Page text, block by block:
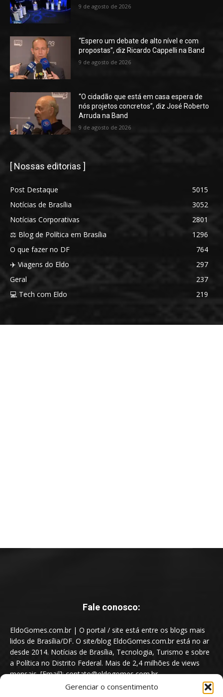
Gerenciar o consentimento
9 de agosto de 2026
“Espero um debate de alto nível e com
propostas”, diz Ricardo Cappelli na Band
9 de agosto de 2026
“O cidadão que está em casa espera de
nós projetos concretos”, diz José Roberto
Arruda na Band
9 de agosto de 2026
[ Nossas editorias ]
Post Destaque
5015
Notícias de Brasília
3052
Notícias Corporativas
2801
⚖️ Blog de Política em Brasília
1296
O que fazer no DF
764
✈️ Viagens do Eldo
297
Geral
237
💻 Tech com Eldo
219
Fale conosco:
EldoGomes.com.br | O portal / site está entre os blogs mais
lidos de Brasília/DF. O site/blog EldoGomes.com.br está no ar
desde 2014. Notícias de Brasília, Tecnologia, Turismo e sobre
a Política no Distrito Federal. Mais de 2,4 milhões de views
mensais. [Email]: contato@eldogomes.com.br